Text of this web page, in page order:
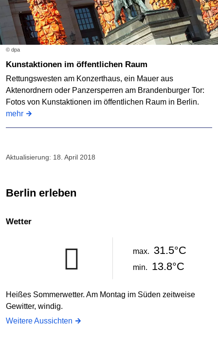
© dpa
Kunstaktionen im öffentlichen Raum
Rettungswesten am Konzerthaus, ein Mauer aus
Aktenordnern oder Panzersperren am Brandenburger Tor:
Fotos von Kunstaktionen im öffentlichen Raum in Berlin.
mehr
Aktualisierung: 18. April 2018
Berlin erleben
Wetter
max. 31.5°C
min. 13.8°C
Heißes Sommerwetter. Am Montag im Süden zeitweise
Gewitter, windig.
Weitere Aussichten